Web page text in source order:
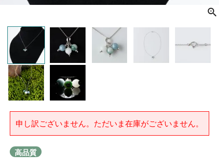
申し訳ございません。ただいま在庫がございません。
高品質